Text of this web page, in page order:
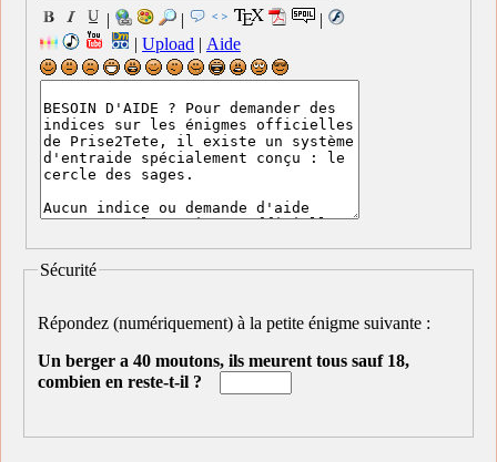
| |
|
| Upload | Aide
Sécurité
Répondez (numériquement) à la petite énigme suivante :
Un berger a 40 moutons, ils meurent tous sauf 18,
combien en reste-t-il ?